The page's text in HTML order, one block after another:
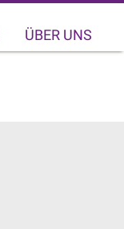
ÜBER UNS